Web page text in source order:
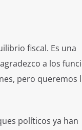
fiscal. Es una
a los
pero queremos
políticos ya han